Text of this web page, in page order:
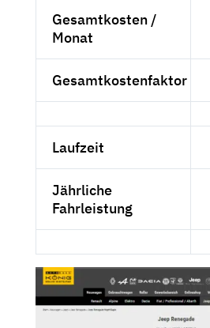
Gesamtkosten /
Monat
Gesamtkostenfaktor
Laufzeit
Jährliche
Fahrleistung